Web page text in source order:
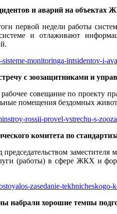
и аварий на
первой недели работы
и отлаживают
monitoringa-intsidentov-i-
с зоозащитниками и
совещание по проекту
помещения бездомных
rossii-provel-vstrechu-s-
комитета по
заместителя
(работы) в сфере ЖКХ и
zasedanie-
набрали хорошие темпы